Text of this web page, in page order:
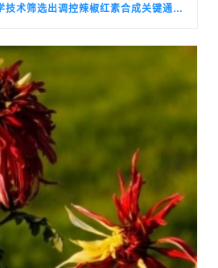
遗传转化和靶向代谢组学技术筛选出调控辣椒红素合成关键通路基因的候选转录因子CALSH10